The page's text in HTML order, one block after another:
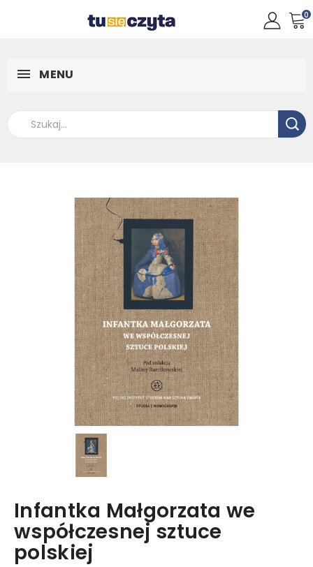
0
MENU
Infantka Małgorzata we
współczesnej sztuce
polskiej